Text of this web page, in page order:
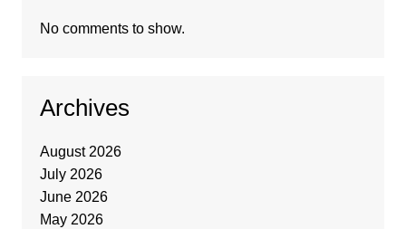
No comments to show.
Archives
August 2026
July 2026
June 2026
May 2026